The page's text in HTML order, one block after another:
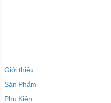
Giới thiệu
Sản Phẩm
Phụ Kiện